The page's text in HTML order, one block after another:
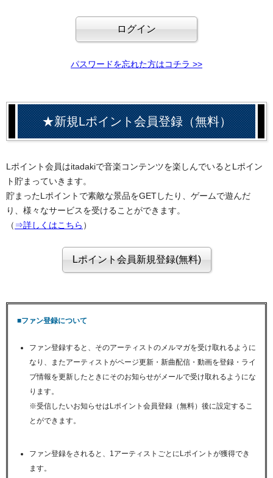
パスワードを忘れた方はコチラ >>
★新規Lポイント会員登録（無料）
Lポイント会員はitadakiで音楽コンテンツを楽しんでいるとLポイン
ト貯まっていきます。
貯まったLポイントで素敵な景品をGETしたり、ゲームで遊んだ
り、様々なサービスを受けることができます。
（ ⇒詳しくはこちら ）
■ファン登録について
ファン登録すると、そのアーティストのメルマガを受け取れるように
なり、またアーティストがページ更新・新曲配信・動画を登録・ライ
ブ情報を更新したときにそのお知らせがメールで受け取れるようにな
ります。
※受信したいお知らせはLポイント会員登録（無料）後に設定するこ
とができます。
ファン登録をされると、1アーティストごとにLポイントが獲得でき
ます。